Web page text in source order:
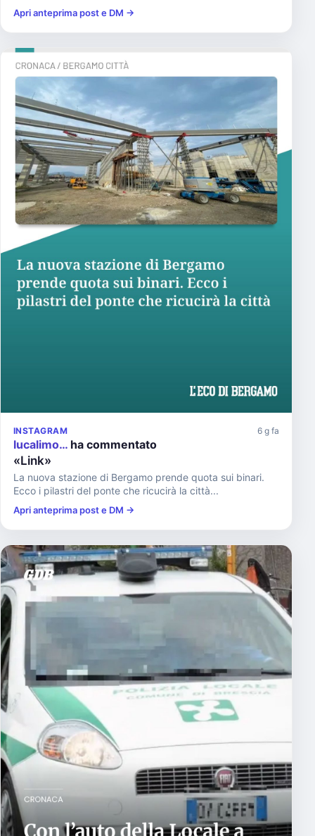
Apri anteprima post e DM →
INSTAGRAM 6 g fa
lucalimo… ha commentato
«Link»
La nuova stazione di Bergamo prende quota sui binari.
Ecco i pilastri del ponte che ricucirà la città...
Apri anteprima post e DM →